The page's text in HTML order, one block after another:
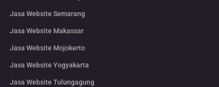
Jasa Website Semarang
Jasa Website Makassar
Jasa Website Mojokerto
Jasa Website Yogyakarta
Jasa Website Tulungagung